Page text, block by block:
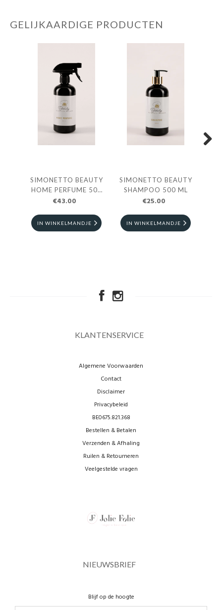
GELIJKAARDIGE PRODUCTEN
SIMONETTO BEAUTY
HOME PERFUME 500
ML
€43.00
IN WINKELMANDJE
SIMONETTO BEAUTY
SHAMPOO 500 ML
€25.00
IN WINKELMANDJE
KLANTENSERVICE
Algemene Voorwaarden
Contact
Disclaimer
Privacybeleid
BE0675.821.368
Bestellen & Betalen
Verzenden & Afhaling
Ruilen & Retourneren
Veelgestelde vragen
NIEUWSBRIEF
Blijf op de hoogte